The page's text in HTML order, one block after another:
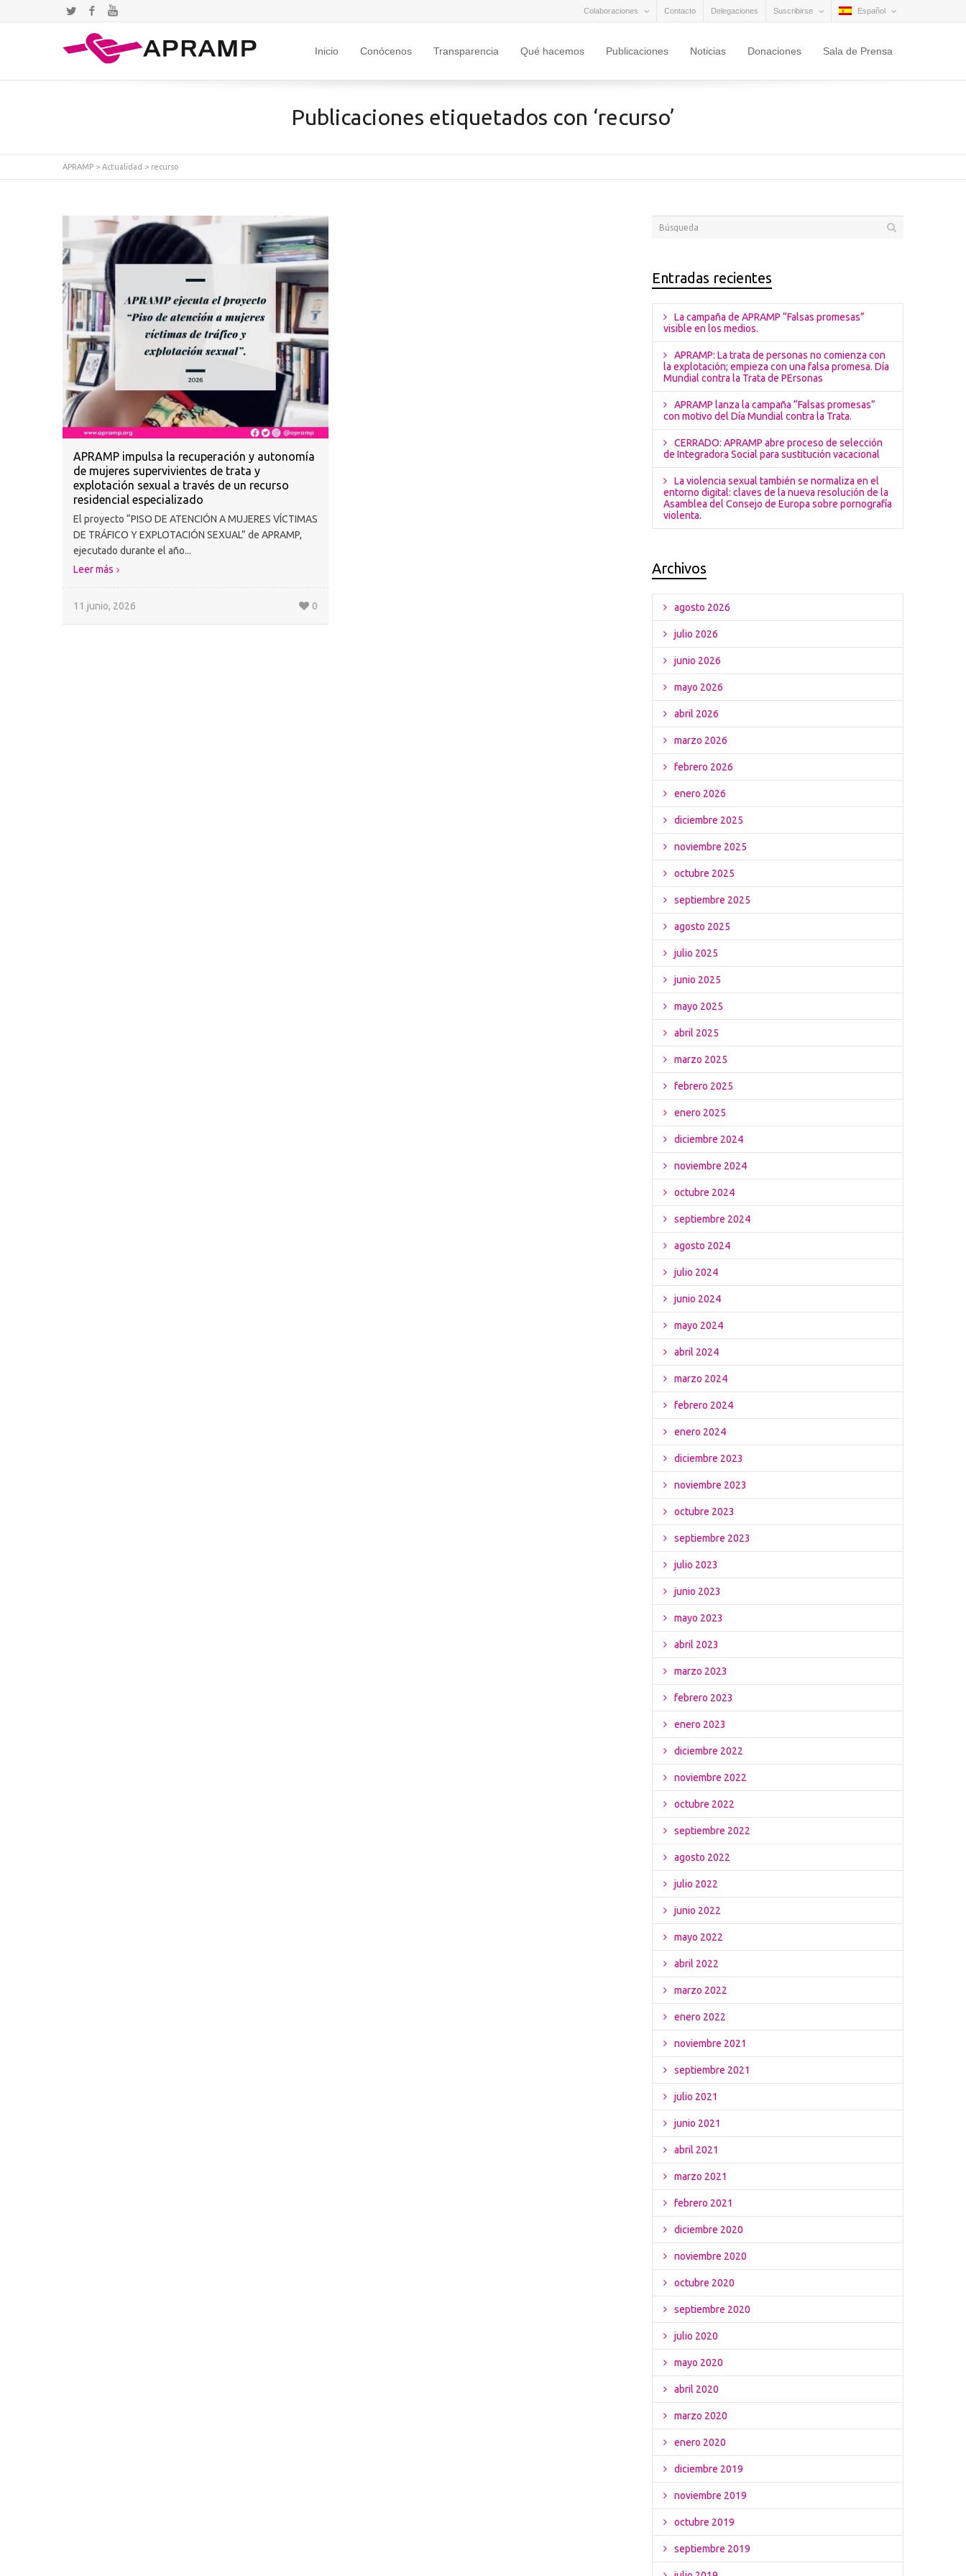
Suscribirse Español
Colaboraciones Contacto Delegaciones
TwitterFacebook
Inicio Conócenos Transparencia Qué hacemos Publicaciones Noticias Donaciones Sala de Prensa
Publicaciones etiquetados con ‘recurso’
APRAMP > Actualidad > recurso
APRAMP impulsa la recuperación y autonomía
de mujeres supervivientes de trata y
explotación sexual a través de un recurso
residencial especializado
El proyecto “PISO DE ATENCIÓN A MUJERES VÍCTIMAS
DE TRÁFICO Y EXPLOTACIÓN SEXUAL” de APRAMP,
ejecutado durante el año...
Leer más
11 junio, 2026 0
Entradas recientes
La campaña de APRAMP “Falsas promesas”
visible en los medios.
APRAMP: La trata de personas no comienza con
la explotación; empieza con una falsa promesa. Día
Mundial contra la Trata de PErsonas
APRAMP lanza la campaña “Falsas promesas”
con motivo del Día Mundial contra la Trata.
CERRADO: APRAMP abre proceso de selección
de Integradora Social para sustitución vacacional
La violencia sexual también se normaliza en el
entorno digital: claves de la nueva resolución de la
Asamblea del Consejo de Europa sobre pornografía
violenta.
Archivos
agosto 2026
julio 2026
junio 2026
mayo 2026
abril 2026
marzo 2026
febrero 2026
enero 2026
diciembre 2025
noviembre 2025
octubre 2025
septiembre 2025
agosto 2025
julio 2025
junio 2025
mayo 2025
abril 2025
marzo 2025
febrero 2025
enero 2025
diciembre 2024
noviembre 2024
octubre 2024
septiembre 2024
agosto 2024
julio 2024
junio 2024
mayo 2024
abril 2024
marzo 2024
febrero 2024
enero 2024
diciembre 2023
noviembre 2023
octubre 2023
septiembre 2023
julio 2023
junio 2023
mayo 2023
abril 2023
marzo 2023
febrero 2023
enero 2023
diciembre 2022
noviembre 2022
octubre 2022
septiembre 2022
agosto 2022
julio 2022
junio 2022
mayo 2022
abril 2022
marzo 2022
enero 2022
noviembre 2021
septiembre 2021
julio 2021
junio 2021
abril 2021
marzo 2021
febrero 2021
diciembre 2020
noviembre 2020
octubre 2020
septiembre 2020
julio 2020
mayo 2020
abril 2020
marzo 2020
enero 2020
diciembre 2019
noviembre 2019
octubre 2019
septiembre 2019